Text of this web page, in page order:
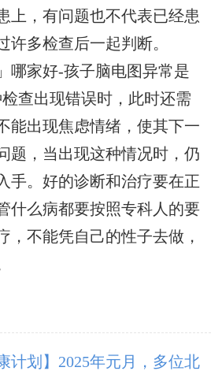
上，有问题也不代表已经患
许多检查后一起判断。
哪家好-孩子脑电图异常是
查出现错误时，此时还需
能出现焦虑情绪，使其下一
题，当出现这种情况时，仍
手。好的诊断和治疗要在正
什么病都要按照专科人的要
，不能凭自己的性子去做，
计划】2025年元月，多位北